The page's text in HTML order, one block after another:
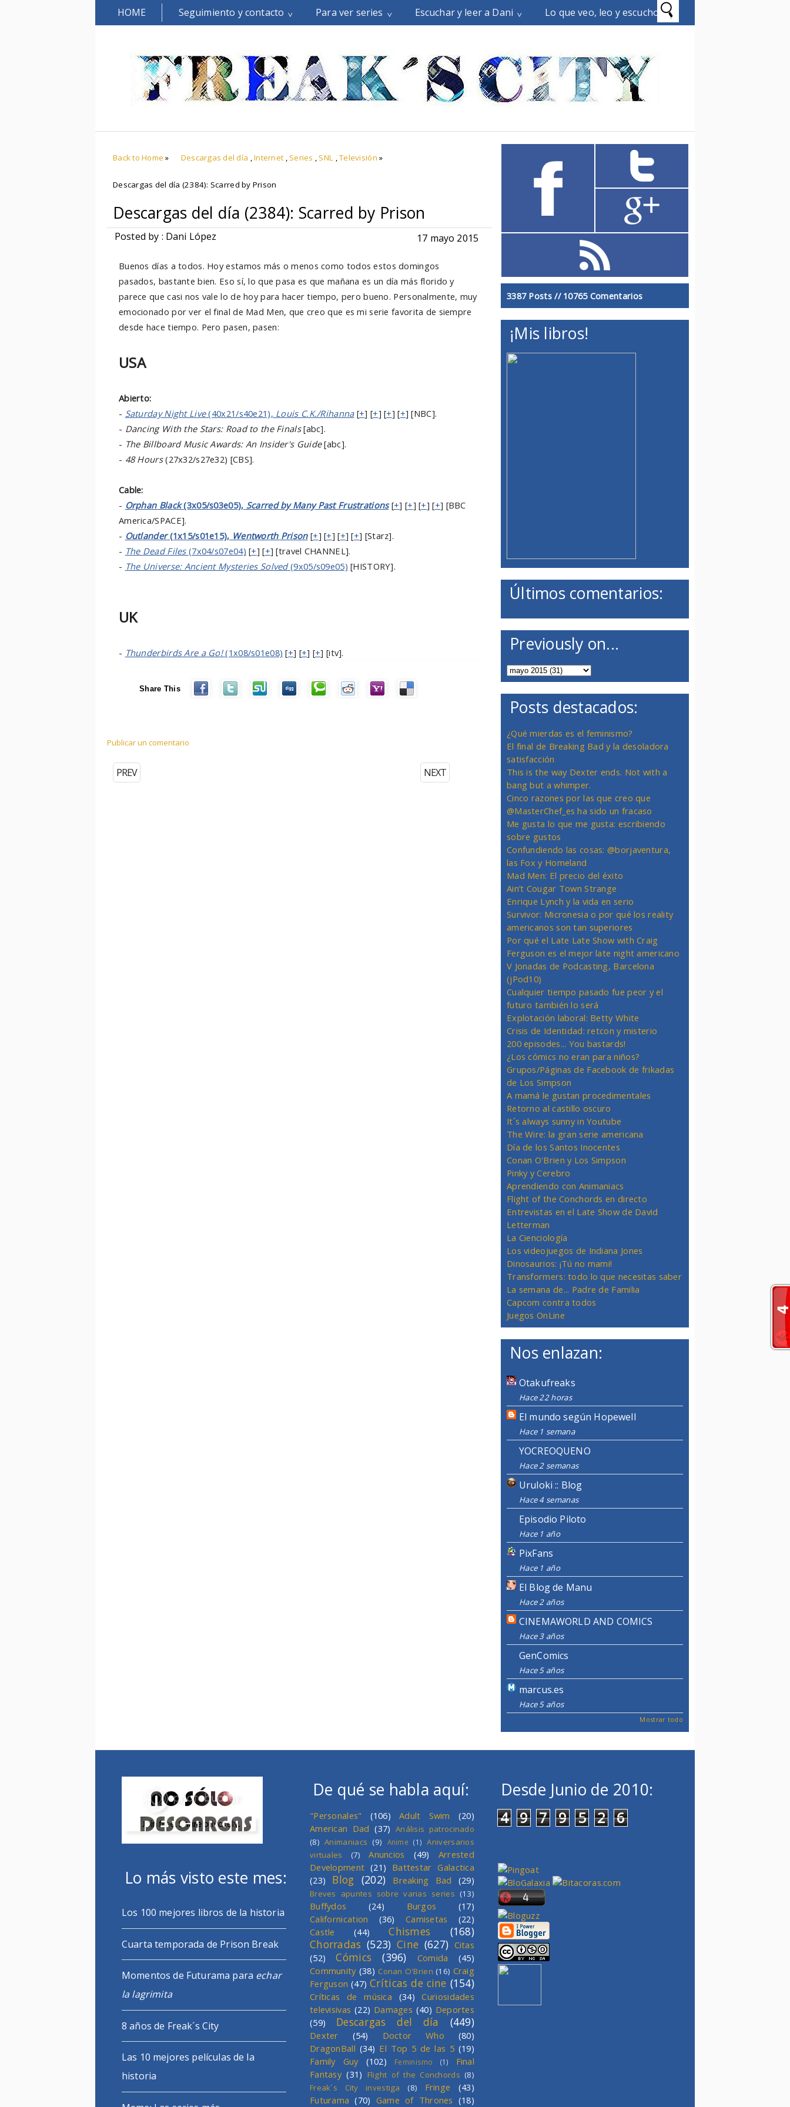
HOME Seguimiento y contacto Para ver series Escuchar y leer a Dani Lo que veo, leo y escucho
Back to Home » Descargas del día ,Internet , Series , SNL ,Televisión »
Descargas del día (2384): Scarred by Prison
Descargas del día (2384): Scarred by Prison
Posted by : Dani López 17 mayo 2015
Buenos días a todos. Hoy estamos más o menos como todos estos domingos
pasados, bastante bien. Eso sí, lo que pasa es que mañana es un día más florido y
parece que casi nos vale lo de hoy para hacer tiempo, pero bueno. Personalmente, muy
emocionado por ver el final de Mad Men, que creo que es mi serie favorita de siempre
desde hace tiempo. Pero pasen, pasen:
USA
Abierto:
- Saturday Night Live(40x21/s40e21), Louis C.K./Rihanna[+] [+] [+] [+] [NBC].
- Dancing With the Stars: Road to the Finals[abc].
- The Billboard Music Awards: An Insider's Guide[abc].
- 48 Hours(27x32/s27e32) [CBS].
Cable:
- Orphan Black(3x05/s03e05), Scarred by Many Past Frustrations[+] [+] [+] [+] [BBC
America/SPACE].
- Outlander(1x15/s01e15), Wentworth Prison[+] [+] [+] [+] [Starz].
- The Dead Files(7x04/s07e04) [+] [+] [travel CHANNEL].
- The Universe: Ancient Mysteries Solved(9x05/s09e05) [HISTORY].
UK
- Thunderbirds Are a Go!(1x08/s01e08) [+] [+] [+] [itv].
Share This
Publicar un comentario
NEXT
PREV
3387 Posts // 10765 Comentarios
¡Mis libros!
Últimos comentarios:
Previously on...
Posts destacados:
¿Qué mierdas es el feminismo?
El final de Breaking Bad y la desoladora
satisfacción
This is the way Dexter ends. Not with a
bang but a whimper.
Cinco razones por las que creo que
@MasterChef_es ha sido un fracaso
Me gusta lo que me gusta: escribiendo
sobre gustos
Confundiendo las cosas: @borjaventura,
las Fox y Homeland
Mad Men: El precio del éxito
Ain’t Cougar Town Strange
Enrique Lynch y la vida en serio
Survivor: Micronesia o por qué los reality
americanos son tan superiores
Por qué el Late Late Show with Craig
Ferguson es el mejor late night americano
V Jonadas de Podcasting, Barcelona
(jPod10)
Cualquier tiempo pasado fue peor y el
futuro también lo será
Explotación laboral: Betty White
Crisis de Identidad: retcon y misterio
200 episodes... You bastards!
¿Los cómics no eran para niños?
Grupos/Páginas de Facebook de frikadas
de Los Simpson
A mamá le gustan procedimentales
Retorno al castillo oscuro
It´s always sunny in Youtube
The Wire: la gran serie americana
Día de los Santos Inocentes
Conan O'Brien y Los Simpson
Pinky y Cerebro
Aprendiendo con Animaniacs
Flight of the Conchords en directo
Entrevistas en el Late Show de David
Letterman
La Cienciología
Los videojuegos de Indiana Jones
Dinosaurios: ¡Tú no mami!
Transformers: todo lo que necesitas saber
La semana de... Padre de Familia
Capcom contra todos
Juegos OnLine
Nos enlazan:
Otakufreaks
Hace 22 horas
El mundo según Hopewell
Hace 1 semana
YOCREOQUENO
Hace 2 semanas
Uruloki :: Blog
Hace 4 semanas
Episodio Piloto
Hace 1 año
PixFans
Hace 1 año
El Blog de Manu
Hace 2 años
CINEMAWORLD AND COMICS
Hace 3 años
GenComics
Hace 5 años
marcus.es
Hace 5 años
Mostrar todo
Lo más visto este mes:
Los 100 mejores libros de la historia
Cuarta temporada de Prison Break
Momentos de Futurama para echar
la lagrimita
8 años de Freak´s City
Las 10 mejores películas de la
historia
De qué se habla aquí:
"Personales" (106) Adult Swim
(20)
American Dad (37) Análisis patrocinado
(8) Animaniacs (9) Anime (1) Aniversarios
virtuales
(7) Anuncios (49)
Arrested
Development (21) Battestar Galactica
(23)
Blog (202) Breaking Bad (29)
Breves apuntes sobre varias series (13)
Buffydos (24) Burgos
(17)
Californication
(36) Camisetas
(22)
Castle
(44) Chismes
(168)
Chorradas (523) Cine (627) Citas
(52)
Cómics (396) Comida
(45)
Community (38) Conan O'Brien (16) Craig
Ferguson (47) Críticas de cine (154)
Críticas de música (34)
Curiosidades
televisivas (22) Damages (40) Deportes
(59)
Descargas del día (449)
Dexter (54) Doctor Who
(80)
DragonBall (34) El Top 5 de las 5 (19)
Family Guy
(102) Feminismo (1)
Final
Fantasy (31) Flight of the Conchords (8)
Freak´s City investiga
(8) Fringe
(43)
Futurama (70) Game of Thrones (18)
Desde Junio de 2010:
4 9 7 9 5 2 6